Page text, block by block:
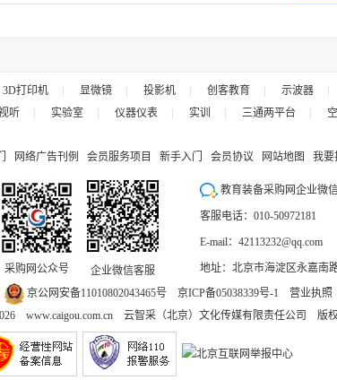
3D打印机 显微镜 投影机 创客教育 示波器
听 实验室 仪器仪表 实训 三通两平台
网络广告刊例 会员服务项目 新手入门 会员协议 网站地图 我要
采购网公众号 企业微信客服
教育装备采购网企业微
客服电话：010-50972181
E-mail：42113232@qq.com
地址：北京市海淀区永嘉南
京公网安备11010802043465号 京ICP备05038339号-1
营业执照
www.caigou.com.cn 云智采（北京）文化传媒有限责任公司 版